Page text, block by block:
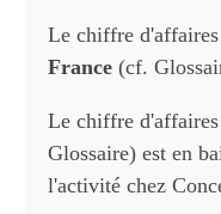
Le chiffre
France (cf.
Le chiffre
Glossaire) est en
l'activité chez